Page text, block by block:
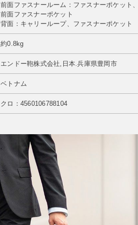
前面ファスナールーム：ファスナーポケット
前面ファスナーポケット
背面：キャリーループ、ファスナーポケット
約0.8kg
エンドー鞄株式会社,日本.兵庫県豊岡市
ベトナム
クロ：4560106788104